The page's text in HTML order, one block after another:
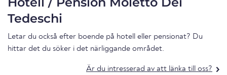
Tedeschi
Letar du också efter boende på hotell eller pensionat? Du
hittar det du söker i det närliggande området.
Är du intresserad av att länka till oss?